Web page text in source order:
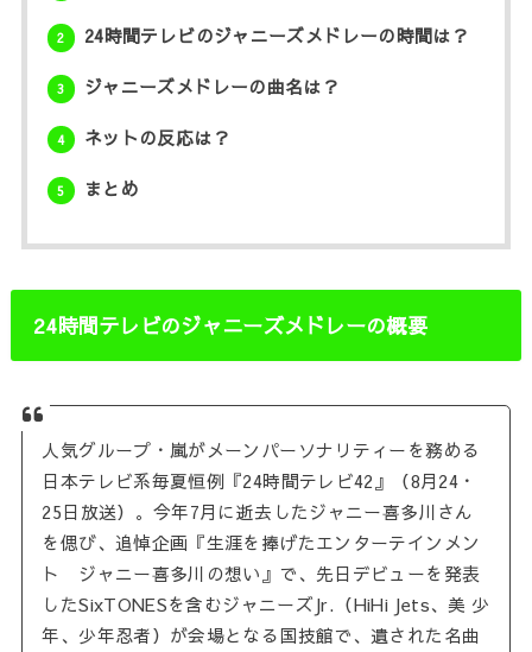
2 24時間テレビのジャニーズメドレーの時間は？
3 ジャニーズメドレーの曲名は？
4 ネットの反応は？
5 まとめ
24時間テレビのジャニーズメドレーの概要
人気グループ・嵐がメーンパーソナリティーを務める
日本テレビ系毎夏恒例『24時間テレビ42』（8月24・
25日放送）。今年7月に逝去したジャニー喜多川さん
を偲び、追悼企画『生涯を捧げたエンターテインメン
ト ジャニー喜多川の想い』で、先日デビューを発表
したSixTONESを含むジャニーズJr.（HiHi Jets、美 少
年、少年忍者）が会場となる国技館で、遺された名曲